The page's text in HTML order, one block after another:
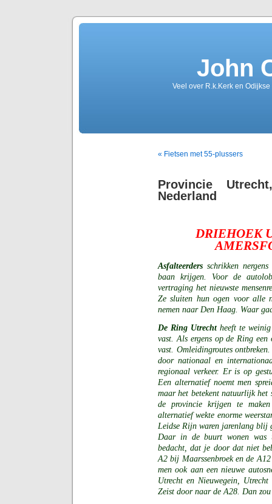
John
Veel over R.k.Kerk en
« Fietsen met 55-plussers
Provincie
Nederland
DRIEHOEK
Asfalteerders schrikken
baan krijgen. Voor de
vertraging het nieuwste
Ze sluiten hun ogen voor alle
nemen naar Den Haag. Waar
De Ring Utrechtheeft te
vast. Als ergens op de Ring
vast. Omleidingroutes
door nationaal en
regionaal verkeer. Er is op
Een alternatief noemt men
maar het betekent natuurlijk het
de provincie krijgen te
alternatief wekte enorme
Leidse Rijn waren jarenlang blij
Daar in de buurt wonen was
bedacht, dat je door dat niet
A2 bij Maarssenbroek en de
men ook aan een nieuwe
Utrecht en Nieuwegein,
Zeist door naar de A28. Dan